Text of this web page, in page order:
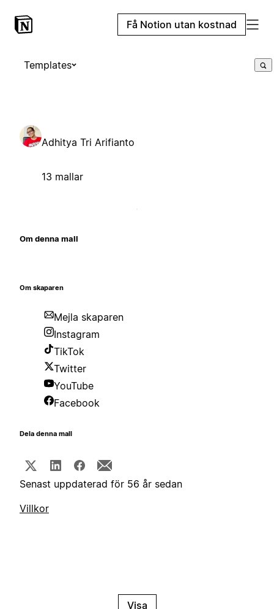
Få Notion utan kostnad
Templates
Adhitya Tri Arifianto
13 mallar
Om denna mall
Om skaparen
Mejla skaparen
Instagram
TikTok
Twitter
YouTube
Facebook
Dela denna mall
Senast uppdaterad för 56 år sedan
Villkor
Visa